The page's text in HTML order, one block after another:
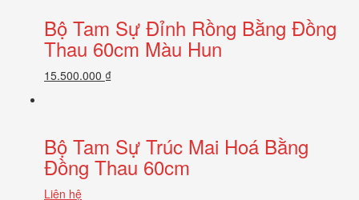
Bộ Tam Sự Đỉnh Rồng Bằng Đồng
Thau 60cm Màu Hun
15.500.000 ₫
Bộ Tam Sự Trúc Mai Hoá Bằng
Đồng Thau 60cm
Liên hệ